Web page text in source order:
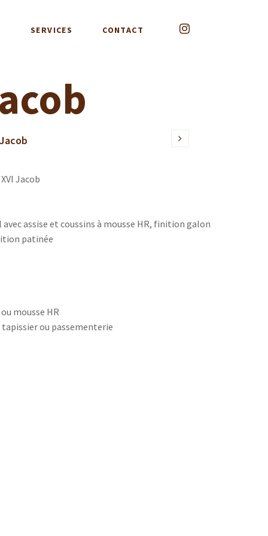
SERVICES CONTACT
Jacob
assise et coussins à mousse HR, finition galon
patinée
mousse HR
ou passementerie